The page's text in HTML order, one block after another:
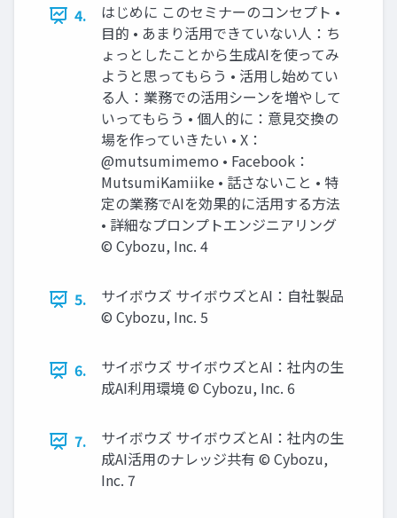
4.
はじめに このセミナーのコンセプト •
目的 • あまり活用できていない人：ち
ょっとしたことから生成AIを使ってみ
ようと思ってもらう • 活用し始めてい
る人：業務での活用シーンを増やして
いってもらう • 個人的に：意見交換の
場を作っていきたい • X：
@mutsumimemo • Facebook：
MutsumiKamiike • 話さないこと • 特
定の業務でAIを効果的に活用する方法
• 詳細なプロンプトエンジニアリング
©️ Cybozu, Inc. 4
5.
サイボウズ サイボウズとAI：自社製品
©️ Cybozu, Inc. 5
6.
サイボウズ サイボウズとAI：社内の生
成AI利用環境 ©️ Cybozu, Inc. 6
7.
サイボウズ サイボウズとAI：社内の生
成AI活用のナレッジ共有 ©️ Cybozu,
Inc. 7